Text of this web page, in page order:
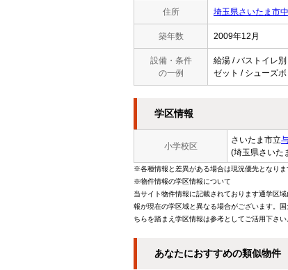
住所 埼玉県さいたま市
築年数 2009年12月
設備・条件
の一例
給湯 / バストイレ
ゼット / シューズ
学区情報
小学校区
さいたま市立
(埼玉県さいた
※各種情報と差異がある場合は現況優先となりま
※物件情報の学区情報について
当サイト物件情報に記載されております通学区
報が現在の学区域と異なる場合がございます。
ちらを踏まえ学区情報は参考としてご活用下さい
あなたにおすすめの類似物件